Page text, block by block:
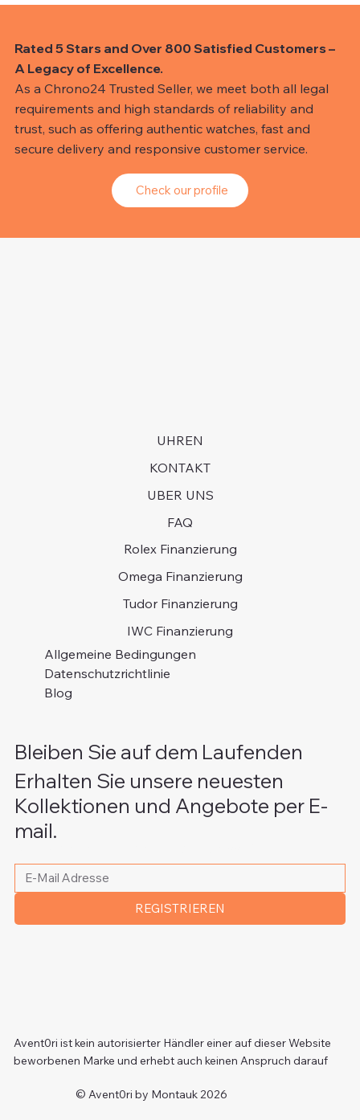
Rated 5 Stars and Over 800 Satisfied Customers –
A Legacy of Excellence.
As a Chrono24 Trusted Seller, we meet both all legal
requirements and high standards of reliability and
trust, such as offering authentic watches, fast and
secure delivery and responsive customer service.
Check our profile
UHREN
KONTAKT
UBER UNS
FAQ
Rolex Finanzierung
Omega Finanzierung
Tudor Finanzierung
IWC Finanzierung
Allgemeine Bedingungen
Datenschutzrichtlinie
Blog
Bleiben Sie auf dem Laufenden
Erhalten Sie unsere neuesten
Kollektionen und Angebote per E-
mail.
REGISTRIEREN
© Avent0ri by Montauk 2026
Avent0ri ist kein autorisierter Händler einer auf dieser Website
beworbenen Marke und erhebt auch keinen Anspruch darauf